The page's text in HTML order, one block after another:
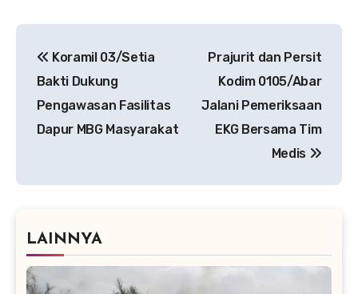
pos
Koramil 03/Setia
Bakti Dukung
Pengawasan Fasilitas
Dapur MBG Masyarakat
Prajurit dan Persit
Kodim 0105/Abar
Jalani Pemeriksaan
EKG Bersama Tim
Medis
LAINNYA